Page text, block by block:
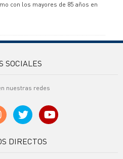
con los mayores de 85 años en
SOCIALES
nuestras redes
DIRECTOS